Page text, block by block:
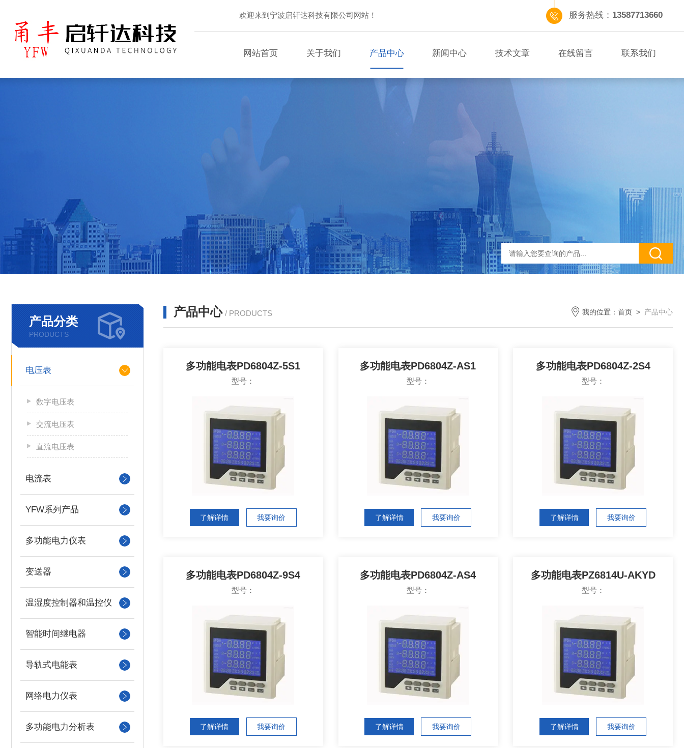
欢迎来到宁波启轩达科技有限公司网站！ 服务热线： 13587713660
网站首页 关于我们 产品中心 新闻中心 技术文章 在线留言 联系我们
产品分类
PRODUCTS
电压表
数字电压表
交流电压表
直流电压表
电流表
YFW系列产品
多功能电力仪表
变送器
温湿度控制器和温控仪
智能时间继电器
导轨式电能表
网络电力仪表
多功能电力分析表
产品中心 / PRODUCTS 我的位置： 首页 > 产品中心
多功能电表PD6804Z-5S1
型号：
了解详情 我要询价
多功能电表PD6804Z-AS1
型号：
了解详情 我要询价
多功能电表PD6804Z-2S4
型号：
了解详情 我要询价
多功能电表PD6804Z-9S4
型号：
了解详情 我要询价
多功能电表PD6804Z-AS4
型号：
了解详情 我要询价
多功能电表PZ6814U-AKYD
型号：
了解详情 我要询价